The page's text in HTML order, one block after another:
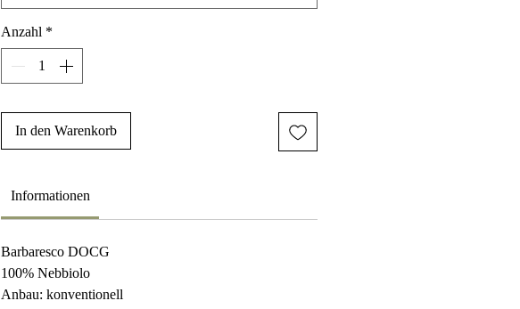
Anzahl *
In den Warenkorb
Informationen
Barbaresco DOCG
100% Nebbiolo
Anbau: konventionell